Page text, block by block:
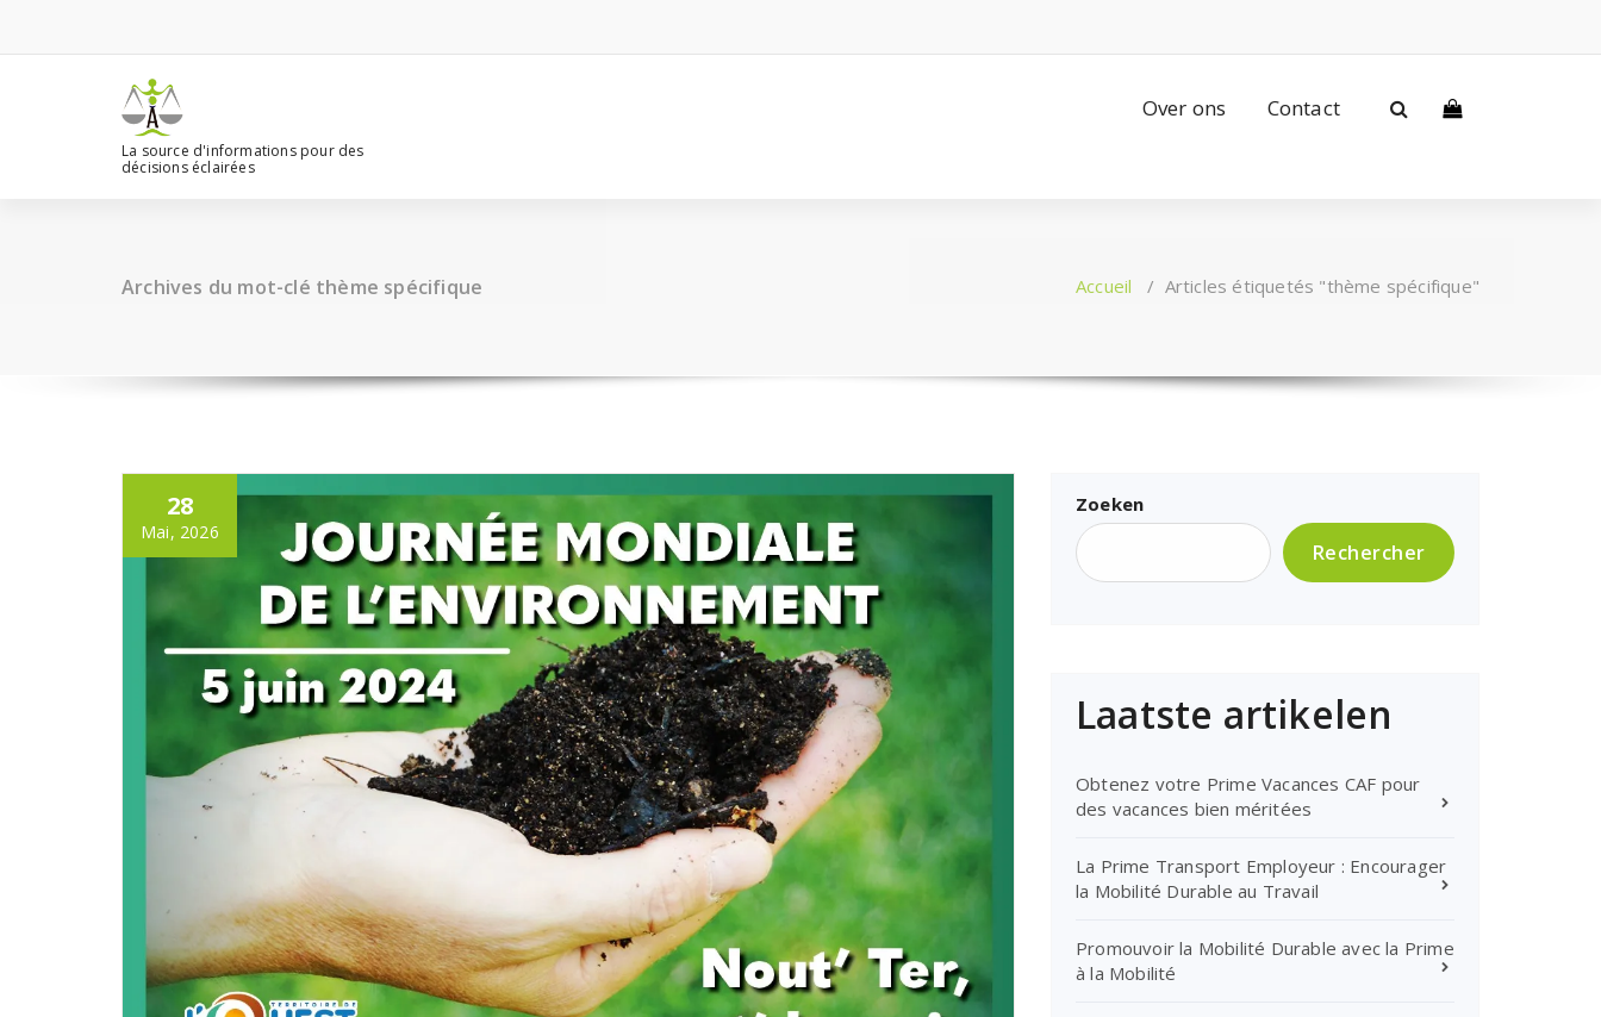
contenu
La source d'informations pour des
décisions éclairées
Over ons Contact
Archives du mot-clé thème spécifique Accueil / Articles étiquetés "thème spécifique"
28
Mai, 2026
Zoeken
Rechercher
Laatste artikelen
Obtenez votre Prime Vacances CAF pour
des vacances bien méritées
La Prime Transport Employeur : Encourager
la Mobilité Durable au Travail
Promouvoir la Mobilité Durable avec la Prime
à la Mobilité